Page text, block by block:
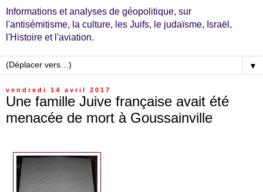
Informations et analyses de géopolitique, sur
l'antisémitisme, la culture, les Juifs, le judaïsme, Israël,
l'Histoire et l'aviation.
▼
vendredi 14 avril 2017
Une famille Juive française avait été
menacée de mort à Goussainville